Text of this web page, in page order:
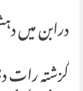
درابن میں
گزشتہ رات